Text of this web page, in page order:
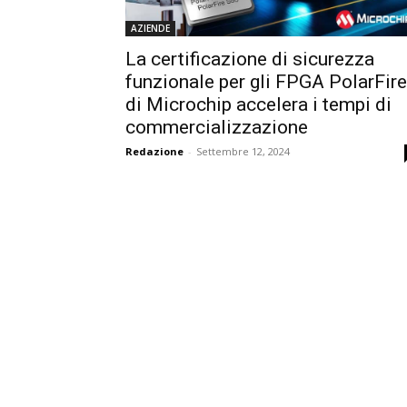
AZIENDE
La certificazione di sicurezza
funzionale per gli FPGA PolarFire
di Microchip accelera i tempi di
commercializzazione
Redazione - Settembre 12, 2024